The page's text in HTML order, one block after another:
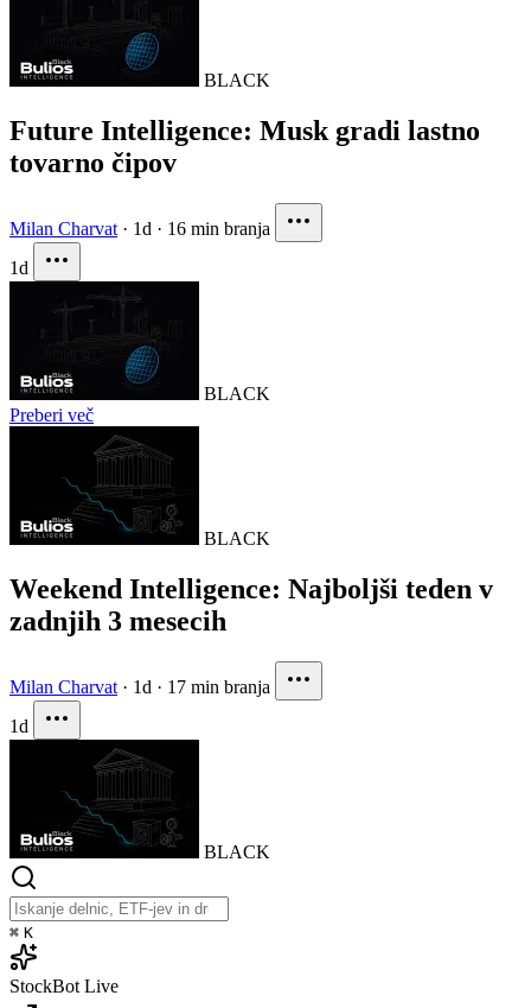
BLACK
Future Intelligence: Musk gradi lastno
tovarno čipov
Milan Charvat · 1d · 16 min branja
1d
BLACK
Preberi več
BLACK
Weekend Intelligence: Najboljši teden v
zadnjih 3 mesecih
Milan Charvat · 1d · 17 min branja
1d
BLACK
⌘ K
StockBot Live